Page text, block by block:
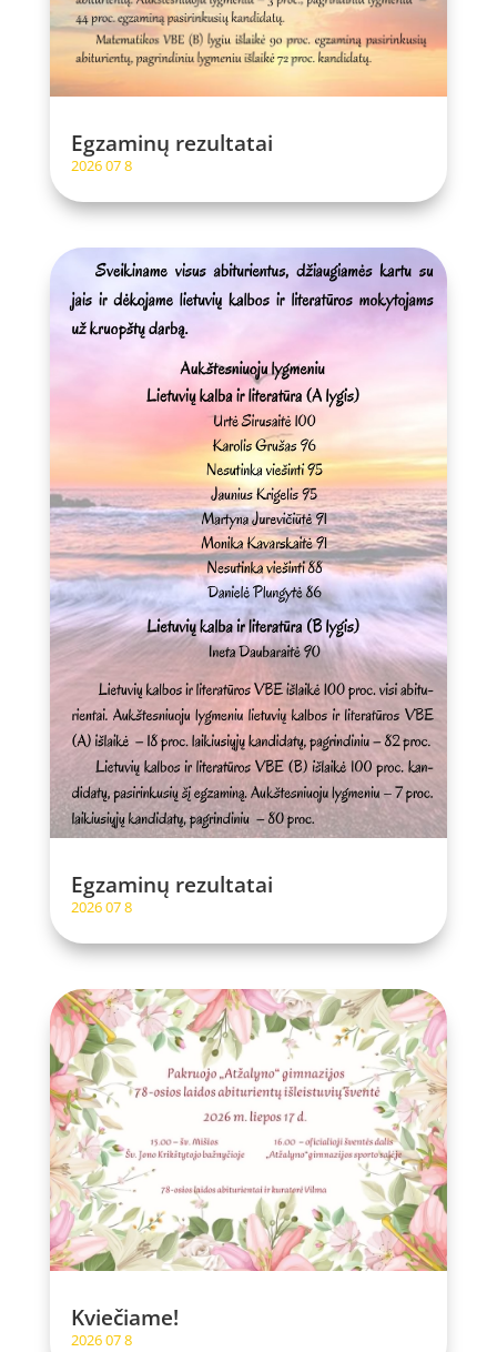
Egzaminų rezultatai
2026 07 8
Egzaminų rezultatai
2026 07 8
Kviečiame!
2026 07 8